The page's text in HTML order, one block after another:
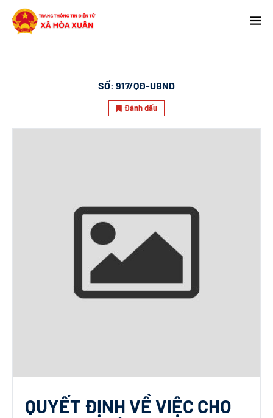
SỐ: 917/QĐ-UBND
Đánh dấu
QUYẾT ĐỊNH VỀ VIỆC CHO